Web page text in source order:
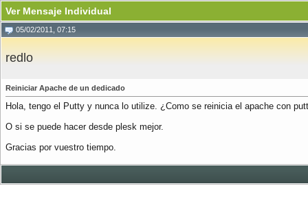
Ver Mensaje Individual
05/02/2011, 07:15
redlo
Reiniciar Apache de un dedicado
Hola, tengo el Putty y nunca lo utilize. ¿Como se reinicia el apache con
O si se puede hacer desde plesk mejor.
Gracias por vuestro tiempo.